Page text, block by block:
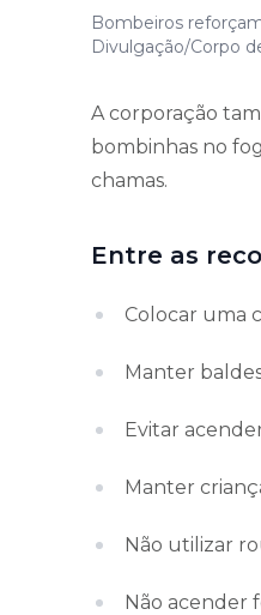
Bombeiros
Divulgação/Corpo
A corporação
bombinhas no
chamas.
Entre as
Colocar uma
Manter
Evitar
Manter
Não utilizar
Não acender